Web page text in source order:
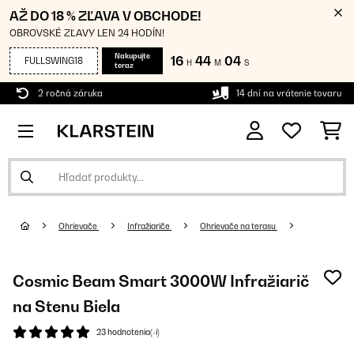
AŽ DO 18 % ZĽAVA V OBCHODE!
OBROVSKÉ ZĽAVY LEN 24 HODÍN!
FULLSWING18
Nakupujte
teraz
16 H 44 M 04 S
2 ročná záruka 14 dní na vrátenie tovaru
Ohrievače Infražiariče Ohrievače na terasu
Cosmic Beam Smart 3000W Infražiarič
na Stenu Biela
23 hodnotenia(-í)